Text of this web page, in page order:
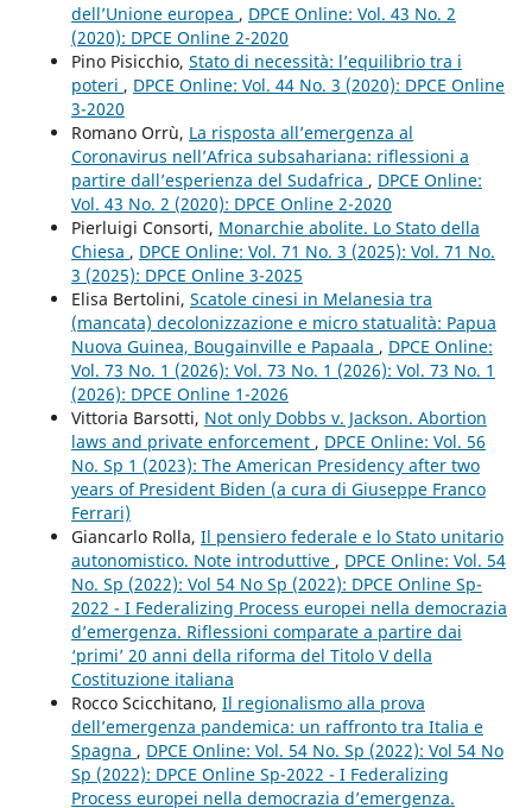
dell’Unione europea , DPCE Online: Vol. 43 No. 2
(2020): DPCE Online 2-2020
Pino Pisicchio, Stato di necessità: l’equilibrio tra i
poteri , DPCE Online: Vol. 44 No. 3 (2020): DPCE Online
3-2020
Romano Orrù, La risposta all’emergenza al
Coronavirus nell’Africa subsahariana: riflessioni a
partire dall’esperienza del Sudafrica , DPCE Online:
Vol. 43 No. 2 (2020): DPCE Online 2-2020
Pierluigi Consorti, Monarchie abolite. Lo Stato della
Chiesa , DPCE Online: Vol. 71 No. 3 (2025): Vol. 71 No.
3 (2025): DPCE Online 3-2025
Elisa Bertolini, Scatole cinesi in Melanesia tra
(mancata) decolonizzazione e micro statualità: Papua
Nuova Guinea, Bougainville e Papaala , DPCE Online:
Vol. 73 No. 1 (2026): Vol. 73 No. 1 (2026): Vol. 73 No. 1
(2026): DPCE Online 1-2026
Vittoria Barsotti, Not only Dobbs v. Jackson. Abortion
laws and private enforcement , DPCE Online: Vol. 56
No. Sp 1 (2023): The American Presidency after two
years of President Biden (a cura di Giuseppe Franco
Ferrari)
Giancarlo Rolla, Il pensiero federale e lo Stato unitario
autonomistico. Note introduttive , DPCE Online: Vol. 54
No. Sp (2022): Vol 54 No Sp (2022): DPCE Online Sp-
2022 - I Federalizing Process europei nella democrazia
d’emergenza. Riflessioni comparate a partire dai
‘primi’ 20 anni della riforma del Titolo V della
Costituzione italiana
Rocco Scicchitano, Il regionalismo alla prova
dell’emergenza pandemica: un raffronto tra Italia e
Spagna , DPCE Online: Vol. 54 No. Sp (2022): Vol 54 No
Sp (2022): DPCE Online Sp-2022 - I Federalizing
Process europei nella democrazia d’emergenza.